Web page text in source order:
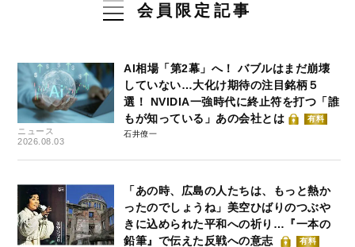
会員限定記事
ニュース
2026.08.03
AI相場「第2幕」へ！ バブルはまだ崩壊
していない…大化け期待の注目銘柄５
選！ NVIDIA一強時代に終止符を打つ「誰
もが知っている」あの会社とは
有料
石井僚一
「あの時、広島の人たちは、もっと熱か
ったのでしょうね」美空ひばりのつぶや
きに込められた平和への祈り…『一本の
鉛筆』で伝えた反戦への意志
有料